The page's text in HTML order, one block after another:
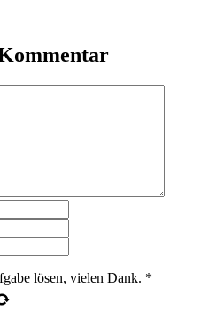
lösen, vielen Dank. *